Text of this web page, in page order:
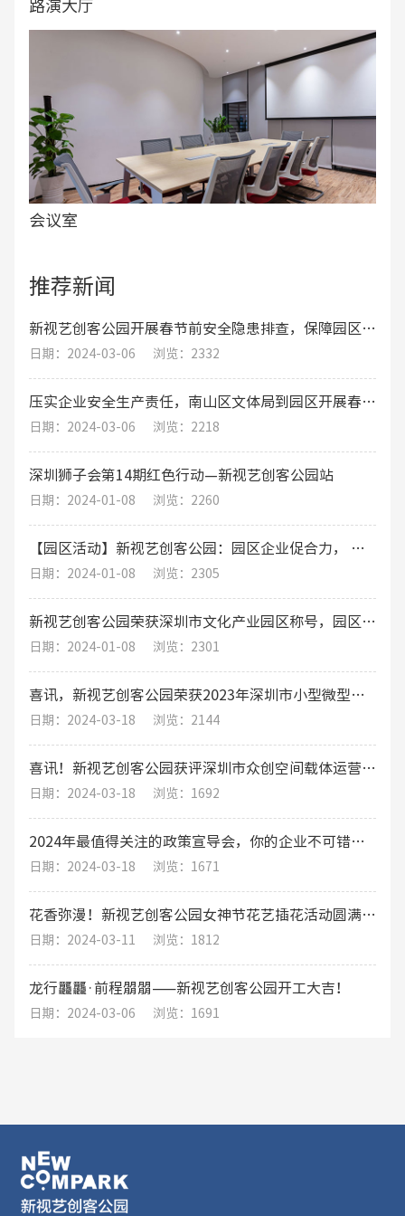
路演大厅
会议室
推荐新闻
新视艺创客公园开展春节前安全隐患排查，保障园区职工的生命财产安全
日期：2024-03-06 浏览：2332
压实企业安全生产责任，南山区文体局到园区开展春节期间安全生产工作综合督导检查
日期：2024-03-06 浏览：2218
深圳狮子会第14期红色行动—新视艺创客公园站
日期：2024-01-08 浏览：2260
【园区活动】新视艺创客公园：园区企业促合力， 围炉煮茶话发展
日期：2024-01-08 浏览：2305
新视艺创客公园荣获深圳市文化产业园区称号，园区运营将迎来新机遇！
日期：2024-01-08 浏览：2301
喜讯，新视艺创客公园荣获2023年深圳市小型微型企业创业创新示范基地
日期：2024-03-18 浏览：2144
喜讯！新视艺创客公园获评深圳市众创空间载体运营评价A级（优秀）
日期：2024-03-18 浏览：1692
2024年最值得关注的政策宣导会，你的企业不可错过的发展机遇
日期：2024-03-18 浏览：1671
花香弥漫！新视艺创客公园女神节花艺插花活动圆满结束
日期：2024-03-11 浏览：1812
龙行龘龘·前程朤朤——新视艺创客公园开工大吉！
日期：2024-03-06 浏览：1691